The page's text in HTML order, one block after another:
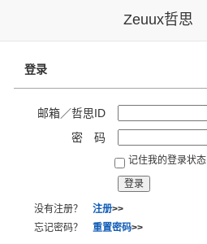
Zeuux哲思
登录
邮箱／哲思ID
密 码
记住我的登录状态
没有注册？ 注册>>
忘记密码？ 重置密码>>